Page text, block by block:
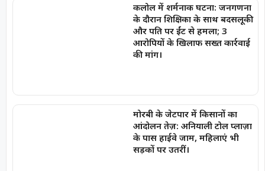
कलोल में शर्मनाक घटना: जनगणना
के दौरान शिक्षिका के साथ बदसलूकी
और पति पर ईंट से हमला; 3
आरोपियों के खिलाफ सख्त कार्रवाई
की मांग।
मोरबी के जेटपार में किसानों का
आंदोलन तेज़: अनियाली टोल प्लाज़ा
के पास हाईवे जाम, महिलाएं भी
सड़कों पर उतरीं।